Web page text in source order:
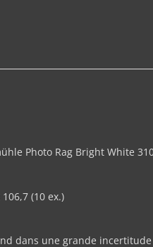
Photo Rag Bright White
(10 ex.)
dans une grande